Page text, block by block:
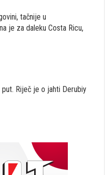
tačnije u
je za daleku Costa Ricu,
Riječ je o jahti Derubiy